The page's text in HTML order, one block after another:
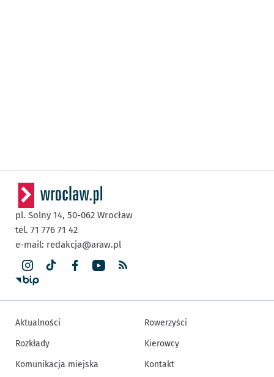
pl. Solny 14, 50-062 Wrocław
tel. 71 776 71 42
e-mail: redakcja@araw.pl
Aktualności
Rozkłady
Komunikacja miejska
Rowerzyści
Kierowcy
Kontakt